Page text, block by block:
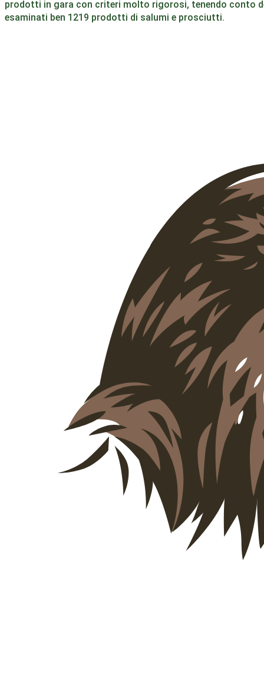
prodotti in gara con criteri molto rigorosi, tenendo conto
esaminati ben 1219 prodotti di salumi e prosciutti.